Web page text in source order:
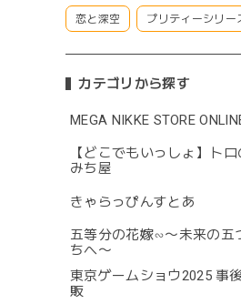
恋と深空 プリティーシリー
カテゴリから探す
MEGA NIKKE STORE
【どこでもいっしょ】トロ
みち屋
きゃらっぴんすとあ
五等分の花嫁∽〜未来の五
ちへ〜
東京ゲームショウ2025 事
販